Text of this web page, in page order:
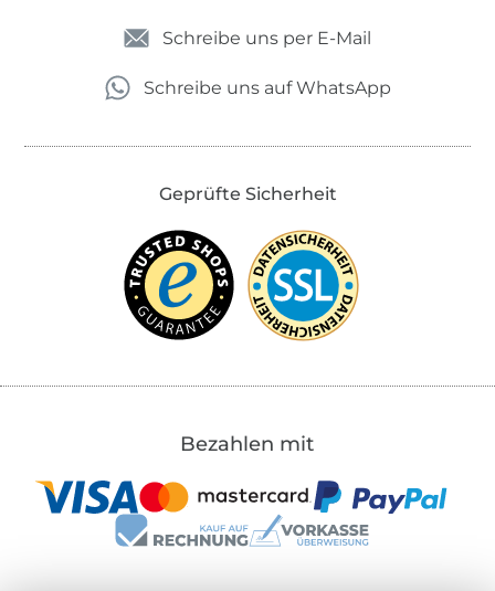
Schreibe uns per E-Mail
Schreibe uns auf WhatsApp
Geprüfte Sicherheit
Bezahlen mit